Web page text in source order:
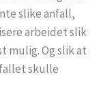
slike anfall,
arbeidet slik
mulig. Og slik at
skulle